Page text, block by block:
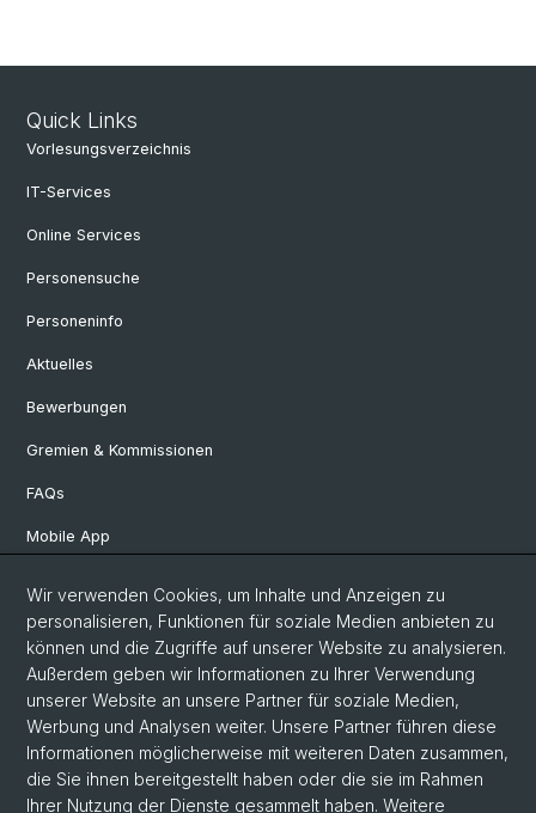
Quick Links
Vorlesungsverzeichnis
IT-Services
Online Services
Personensuche
Personeninfo
Aktuelles
Bewerbungen
Gremien & Kommissionen
FAQs
Mobile App
Departement Geschichte
Departement Gesellschaftswissenschaften
Departement Künste, Medien, Philosophie
Departement Sprach- und Literaturwissenschaften
Wir verwenden Cookies, um Inhalte und Anzeigen zu
personalisieren, Funktionen für soziale Medien anbieten zu
können und die Zugriffe auf unserer Website zu analysieren.
Außerdem geben wir Informationen zu Ihrer Verwendung
unserer Website an unsere Partner für soziale Medien,
Werbung und Analysen weiter. Unsere Partner führen diese
Informationen möglicherweise mit weiteren Daten zusammen,
die Sie ihnen bereitgestellt haben oder die sie im Rahmen
Ihrer Nutzung der Dienste gesammelt haben. Weitere